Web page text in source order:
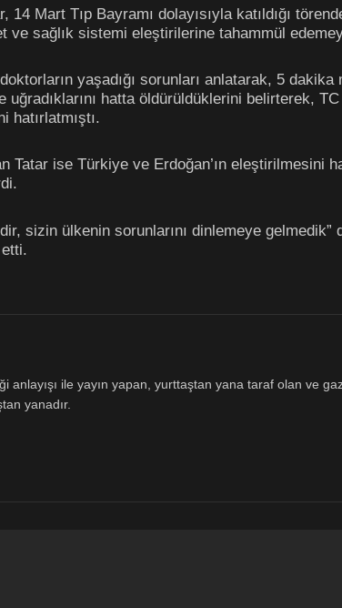
14 Mart Tıp Bayramı dolayısıyla katıldığı
ve sağlık sistemi eleştirilerine tahammül
yaşadığı sorunları anlatarak, 5 dakika
uğradıklarını hatta öldürüldüklerini belirterek,
hatırlatmıştı.
Tatar ise Türkiye ve Erdoğan’ın eleştirilmesini
sizin ülkenin sorunlarını dinlemeye gelmedik”
anlayışı ile yayın yapan, yurttaştan yana taraf olan ve
yanadır.